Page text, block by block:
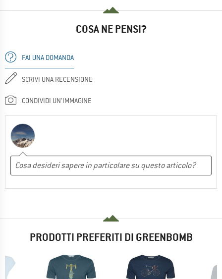
COSA NE PENSI?
FAI UNA DOMANDA
SCRIVI UNA RECENSIONE
CONDIVIDI UN'IMMAGINE
PRODOTTI PREFERITI DI GREENBOMB